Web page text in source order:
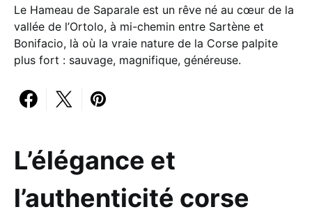
Le Hameau de Saparale est un rêve né au cœur de la
vallée de l’Ortolo, à mi-chemin entre Sartène et
Bonifacio, là où la vraie nature de la Corse palpite
plus fort : sauvage, magnifique, généreuse.
L’élégance et
l’authenticité corse